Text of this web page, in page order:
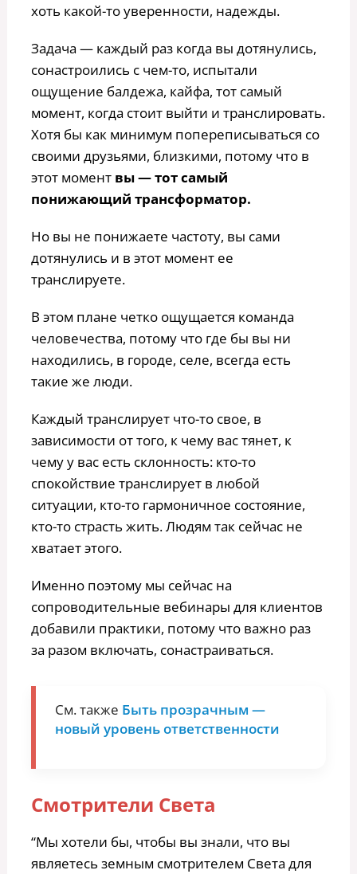
хоть какой-то уверенности, надежды.
Задача — каждый раз когда вы дотянулись,
сонастроились с чем-то, испытали
ощущение балдежа, кайфа, тот самый
момент, когда стоит выйти и транслировать.
Хотя бы как минимум попереписываться со
своими друзьями, близкими, потому что в
этот момент вы — тот самый
понижающий трансформатор.
Но вы не понижаете частоту, вы сами
дотянулись и в этот момент ее
транслируете.
В этом плане четко ощущается команда
человечества, потому что где бы вы ни
находились, в городе, селе, всегда есть
такие же люди.
Каждый транслирует что-то свое, в
зависимости от того, к чему вас тянет, к
чему у вас есть склонность: кто-то
спокойствие транслирует в любой
ситуации, кто-то гармоничное состояние,
кто-то страсть жить. Людям так сейчас не
хватает этого.
Именно поэтому мы сейчас на
сопроводительные вебинары для клиентов
добавили практики, потому что важно раз
за разом включать, сонастраиваться.
См. также Быть прозрачным —
новый уровень ответственности
Смотрители Света
“Мы хотели бы, чтобы вы знали, что вы
являетесь земным смотрителем Света для